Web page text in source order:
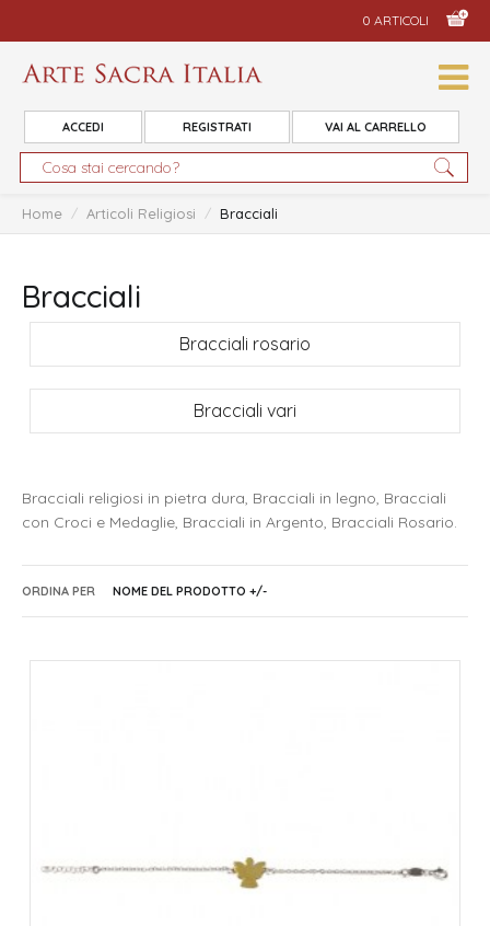
0 ARTICOLI
ACCEDI REGISTRATI VAI AL CARRELLO
Home / Articoli Religiosi / Bracciali
Bracciali
Bracciali rosario
Bracciali vari
Bracciali religiosi in pietra dura, Bracciali in legno, Bracciali
con Croci e Medaglie, Bracciali in Argento, Bracciali Rosario.
ORDINA PER NOME DEL PRODOTTO +/-